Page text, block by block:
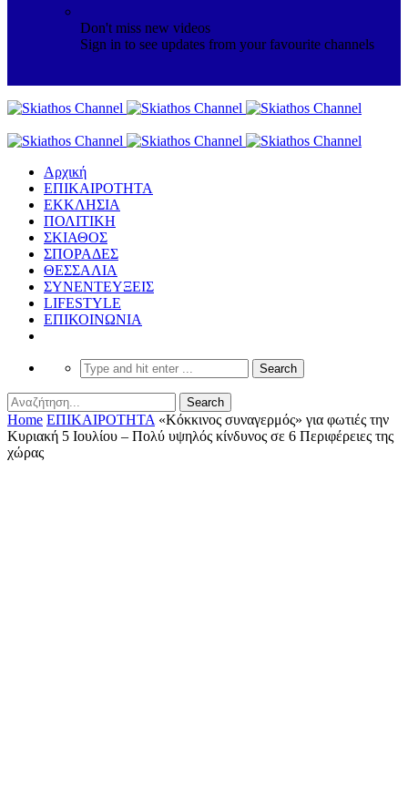
Don't miss new videos
Sign in to see updates from your favourite channels
Αρχική
ΕΠΙΚΑΙΡΟΤΗΤΑ
ΕΚΚΛΗΣΙΑ
ΠΟΛΙΤΙΚΗ
ΣΚΙΑΘΟΣ
ΣΠΟΡΑΔΕΣ
ΘΕΣΣΑΛΙΑ
ΣΥΝΕΝΤΕΥΞΕΙΣ
LIFESTYLE
ΕΠΙΚΟΙΝΩΝΙΑ
Home ΕΠΙΚΑΙΡΟΤΗΤΑ «Κόκκινος συναγερμός» για φωτιές την
Κυριακή 5 Ιουλίου – Πολύ υψηλός κίνδυνος σε 6 Περιφέρειες της
χώρας